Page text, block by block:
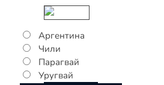
Аргентина
Чили
Парагвай
Уругвай